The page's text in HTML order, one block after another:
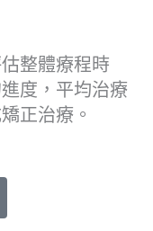
整體療程時
度，平均治療
正治療。